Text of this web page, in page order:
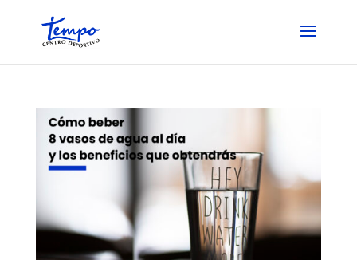
content